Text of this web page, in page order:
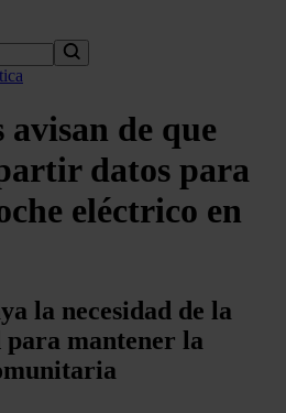
avisan de que
datos para
eléctrico en
la necesidad de la
mantener la